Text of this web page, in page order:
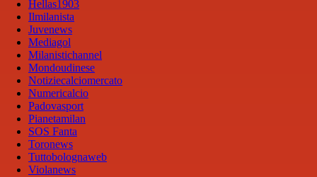
Hellas1903
Ilmilanista
Juvenews
Mediagol
Milanistichannel
Mondoudinese
Notiziecalciomercato
Numericalcio
Padovasport
Pianetamilan
SOS Fanta
Toronews
Tuttobolognaweb
Violanews